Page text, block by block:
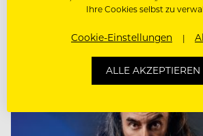
entwickeln? Zwei Top-Bartender
Ihre Cookies selbst zu
Cookie-Einstellungen
ALLE AKZEPTIEREN